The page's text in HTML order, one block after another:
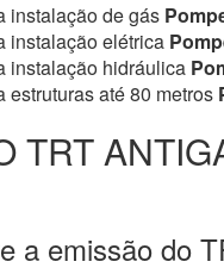
instalação de gás
instalação elétrica
instalação hidráulica
estruturas até 80 metros
TRT
a emissão do